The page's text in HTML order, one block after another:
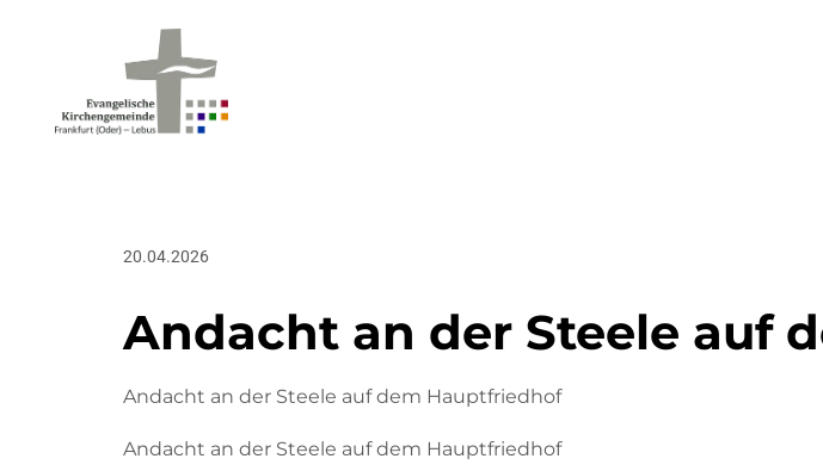
20.04.2026
Andacht an der Steele auf
Andacht an der Steele auf dem Hauptfriedhof
Andacht an der Steele auf dem Hauptfriedhof